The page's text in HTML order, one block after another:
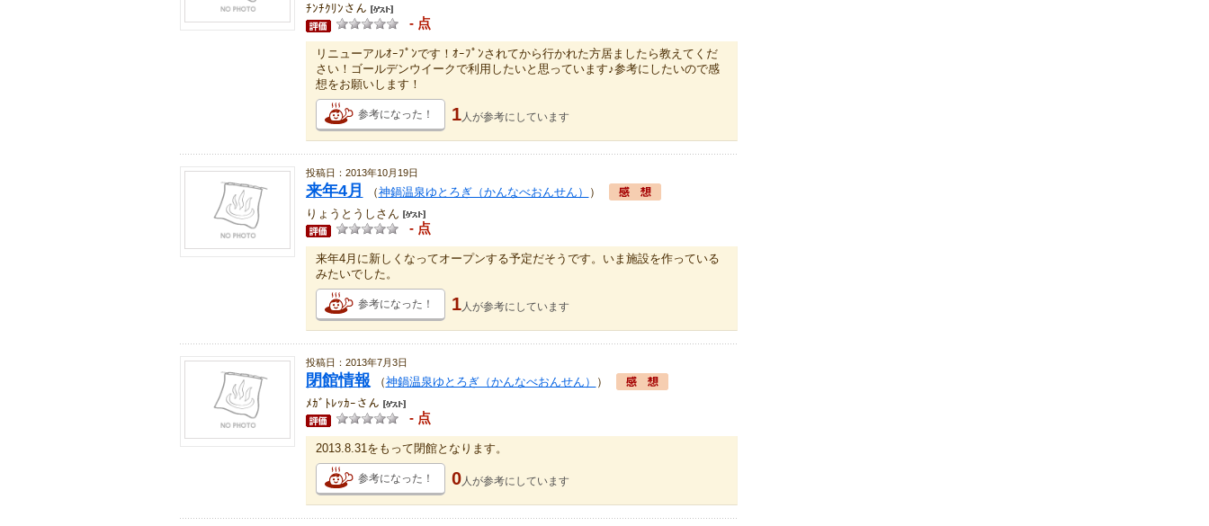
ﾁﾝﾁｸﾘﾝさん
- 点
リニューアルｵｰﾌﾟﾝです！ｵｰﾌﾟﾝされてから行かれた方居ましたら教えてくだ
さい！ゴールデンウイークで利用したいと思っています♪参考にしたいので感
想をお願いします！
参考になった！ 1人が参考にしています
投稿日：2013年10月19日
来年4月 （神鍋温泉ゆとろぎ（かんなべおんせん）
）
りょうとうしさん
- 点
来年4月に新しくなってオープンする予定だそうです。いま施設を作っている
みたいでした。
参考になった！ 1人が参考にしています
投稿日：2013年7月3日
閉館情報 （神鍋温泉ゆとろぎ（かんなべおんせん）
）
ﾒｶﾞﾄﾚｯｶｰさん
- 点
2013.8.31をもって閉館となります。
参考になった！ 0人が参考にしています